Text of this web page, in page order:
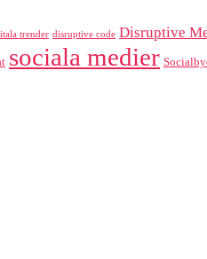
trender disruptive code Disruptive
sociala medier